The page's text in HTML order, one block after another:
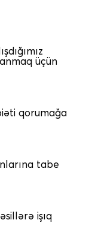
üçün
qorumağa
tabe
işıq